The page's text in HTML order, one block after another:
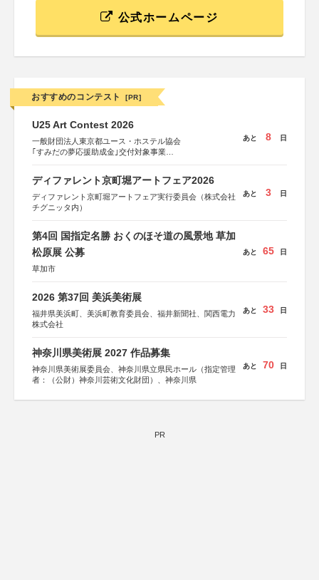
公式ホームページ
おすすめのコンテスト [PR]
U25 Art Contest 2026
一般財団法人東京都ユース・ホステル協会
｢すみだの夢応援助成金｣交付対象事業
あと 8 日
ディファレント京町堀アートフェア2026
ディファレント京町堀アートフェア実行委員会（株式会社
チグニッタ内）
あと 3 日
第4回 国指定名勝 おくのほそ道の風景地 草加
松原展 公募
草加市
あと 65 日
2026 第37回 美浜美術展
福井県美浜町、美浜町教育委員会、福井新聞社、関西電力
株式会社
あと 33 日
神奈川県美術展 2027 作品募集
神奈川県美術展委員会、神奈川県立県民ホール（指定管理
者：（公財）神奈川芸術文化財団）、神奈川県
あと 70 日
PR